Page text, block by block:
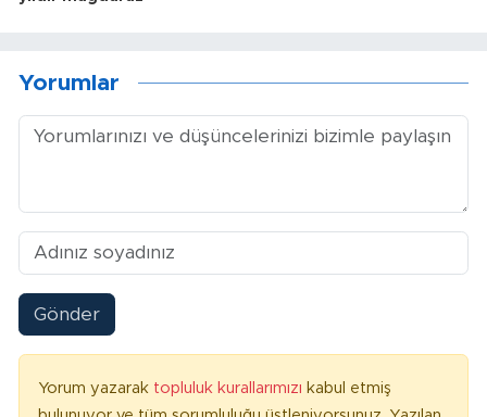
Yorumlar
Gönder
Yorum yazarak topluluk kurallarımızı kabul etmiş